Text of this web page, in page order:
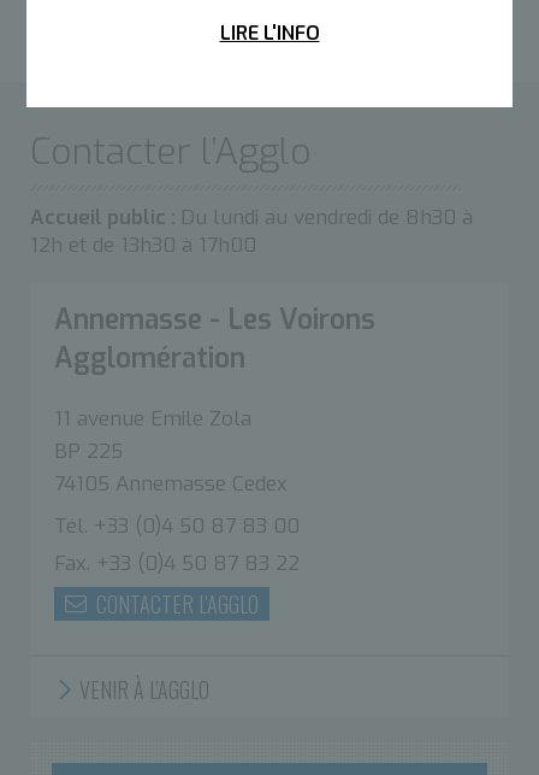
LIRE L'INFO
Contacter l’Agglo
Accueil public : Du lundi au vendredi de 8h30 à
12h et de 13h30 à 17h00
Annemasse - Les Voirons
Agglomération
11 avenue Emile Zola
BP 225
74105 Annemasse Cedex
Tél. +33 (0)4 50 87 83 00
Fax. +33 (0)4 50 87 83 22
CONTACTER L'AGGLO
VENIR À L'AGGLO